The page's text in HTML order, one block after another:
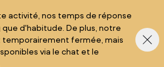
activité, nos temps de réponse
d'habitude. De plus, notre
fermée, mais
via le chat et le